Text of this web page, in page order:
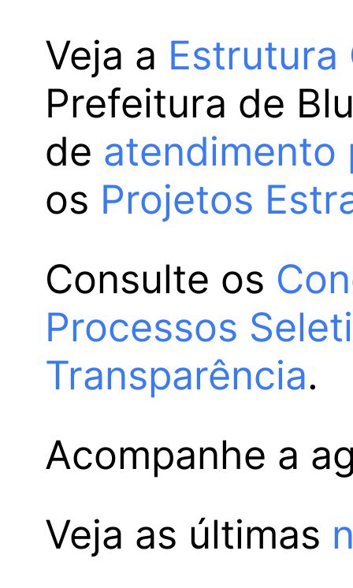
Veja a Estrutura
Prefeitura de
de atendimento
os Projetos
Consulte os
Processos
Transparência.
Acompanhe a
Veja as últimas